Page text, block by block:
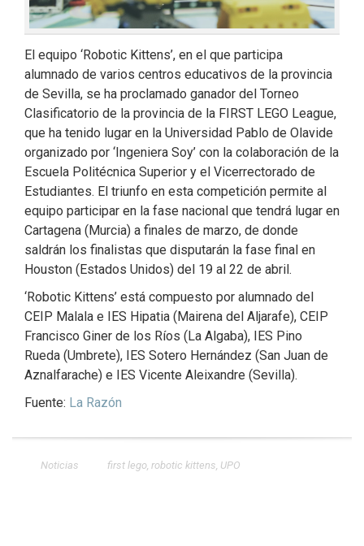
El equipo ‘Robotic Kittens’, en el que participa
alumnado de varios centros educativos de la provincia
de Sevilla, se ha proclamado ganador del Torneo
Clasificatorio de la provincia de la FIRST LEGO League,
que ha tenido lugar en la Universidad Pablo de Olavide
organizado por ‘Ingeniera Soy’ con la colaboración de la
Escuela Politécnica Superior y el Vicerrectorado de
Estudiantes. El triunfo en esta competición permite al
equipo participar en la fase nacional que tendrá lugar en
Cartagena (Murcia) a finales de marzo, de donde
saldrán los finalistas que disputarán la fase final en
Houston (Estados Unidos) del 19 al 22 de abril.
‘Robotic Kittens’ está compuesto por alumnado del
CEIP Malala e IES Hipatia (Mairena del Aljarafe), CEIP
Francisco Giner de los Ríos (La Algaba), IES Pino
Rueda (Umbrete), IES Sotero Hernández (San Juan de
Aznalfarache) e IES Vicente Aleixandre (Sevilla).
Fuente: La Razón
Noticias first lego, robotic kittens, UPO